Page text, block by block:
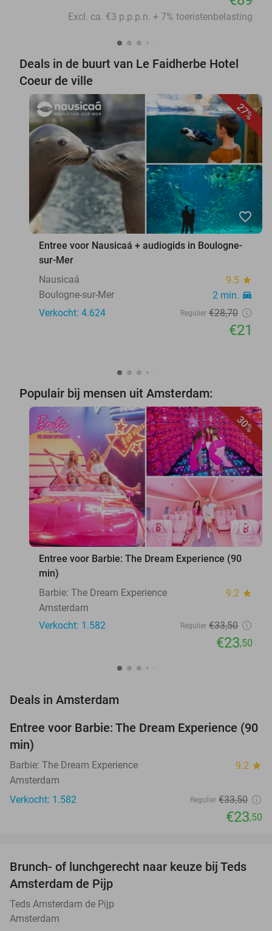
Excl. ca. €3 p.p.p.n. + 7% toeristenbelasting
Deals in de buurt van Le Faidherbe Hotel
Coeur de ville
27%
favorite_border
Entree voor Nausicaá + audiogids in Boulogne-
sur-Mer
Nausicaá
9.5 star
Boulogne-sur-Mer 2 min. directions_car
Verkocht: 4.624 Regulier €28,70
€21
Populair bij mensen uit Amsterdam:
30%
favorite_border
Entree voor Barbie: The Dream Experience (90
min)
Barbie: The Dream Experience
9.2 star
Amsterdam
Verkocht: 1.582
Regulier €33,50
€23,50
Deals in Amsterdam
30%
Entree voor Barbie: The Dream Experience (90
min)
Barbie: The Dream Experience 9.2 star
Amsterdam
Verkocht: 1.582
Regulier €33,50
€23,50
29%
TODAY
Brunch- of lunchgerecht naar keuze bij Teds
Amsterdam de Pijp
Teds Amsterdam de Pijp
Amsterdam